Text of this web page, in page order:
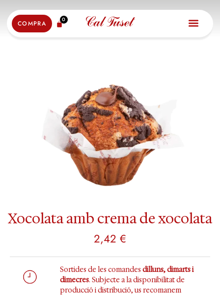
0
COMPRA
Xocolata amb crema de xocolata
2,42 €
Sortides de les comandes dilluns, dimarts i
dimecres. Subjecte a la disponibilitat de
producció i distribució, us recomanem